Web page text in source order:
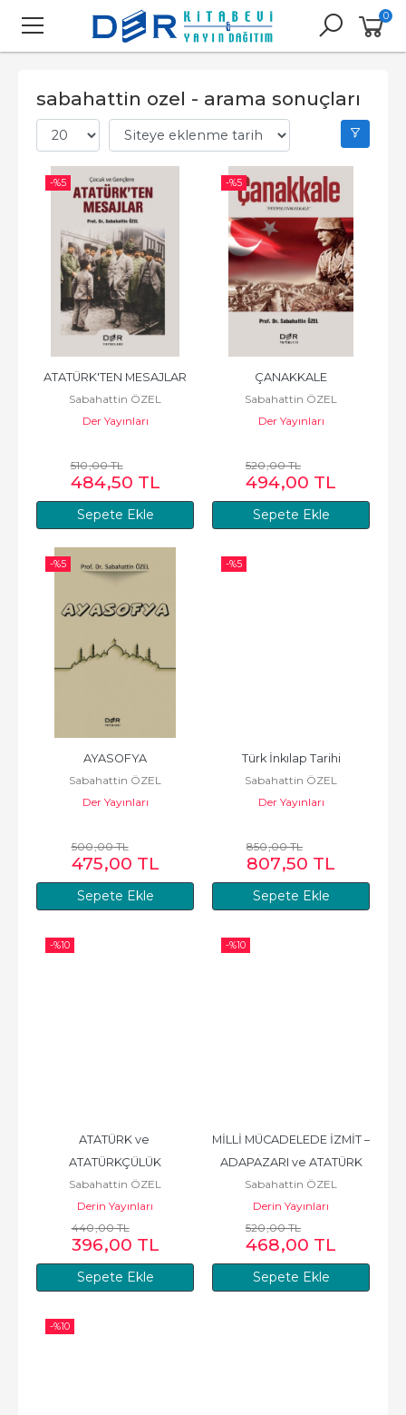
0
sabahattin ozel - arama sonuçları
-%5
Sepete Ekle
ATATÜRK'TEN MESAJLAR
Sabahattin ÖZEL
Der Yayınları
510,00TL
484,50 TL
-%5
Sepete Ekle
ÇANAKKALE
Sabahattin ÖZEL
Der Yayınları
520,00TL
494,00 TL
-%5
Sepete Ekle
AYASOFYA
Sabahattin ÖZEL
Der Yayınları
500,00TL
475,00 TL
-%5
Sepete Ekle
Türk İnkılap Tarihi
Sabahattin ÖZEL
Der Yayınları
850,00TL
807,50 TL
-%10
Sepete Ekle
ATATÜRK ve
ATATÜRKÇÜLÜK
Sabahattin ÖZEL
Derin Yayınları
440,00TL
396,00 TL
-%10
Sepete Ekle
MİLLİ MÜCADELEDE İZMİT –
ADAPAZARI ve ATATÜRK
Sabahattin ÖZEL
Derin Yayınları
520,00TL
468,00 TL
-%10